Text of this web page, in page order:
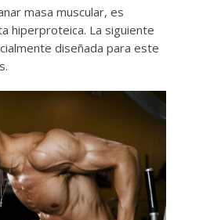
masa muscular, es
hiperproteica. La siguiente
diseñada para este